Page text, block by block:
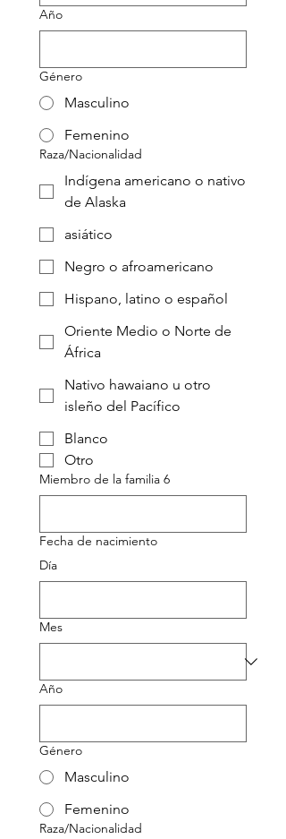
Año
Género
Masculino
Femenino
Raza/Nacionalidad
Indígena americano o nativo
de Alaska
asiático
Negro o afroamericano
Hispano, latino o español
Oriente Medio o Norte de
África
Nativo hawaiano u otro
isleño del Pacífico
Blanco
Otro
Miembro de la familia 6
Fecha de nacimiento
Día
Mes
Año
Género
Masculino
Femenino
Raza/Nacionalidad